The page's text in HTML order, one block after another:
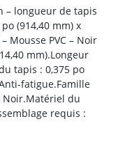
– longueur de tapis
(914,40 mm) x
Mousse PVC – Noir
mm).Longeur
tapis : 0,375 po
fatigue.Famille
du
requis :